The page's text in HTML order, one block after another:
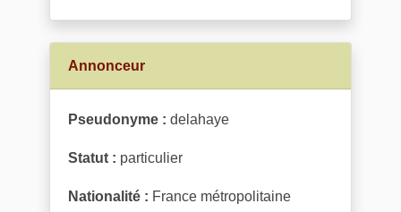
Annonceur
Pseudonyme : delahaye
Statut : particulier
Nationalité : France métropolitaine